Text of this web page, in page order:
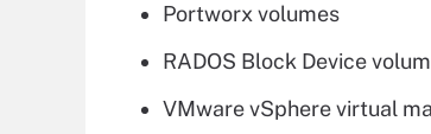
Portworx volumes
RADOS Block Device
VMware vSphere virtual